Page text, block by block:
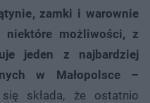
zamki i warownie
możliwości, z
jeden z najbardziej
w Małopolsce –
składa, że ostatnio